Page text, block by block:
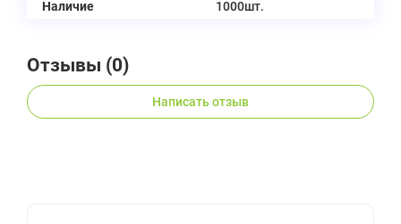
Наличие
1000шт.
Отзывы (0)
Написать отзыв